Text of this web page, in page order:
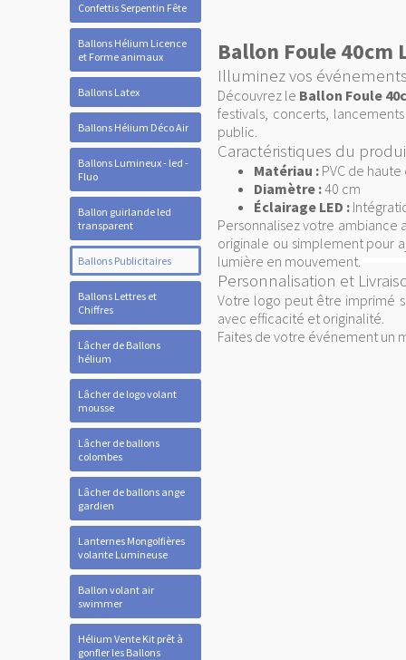
Confettis Serpentin Fête
Ballons Hélium Licence
et Forme animaux
Ballons Latex
Ballons Hélium Déco Air
Ballons Lumineux - led -
Fluo
Ballon guirlande led
transparent
Ballons Publicitaires
Ballons Lettres et
Chiffres
Lâcher de Ballons
hélium
Lâcher de logo volant
mousse
Lâcher de ballons
colombes
Lâcher de ballons ange
gardien
Lanternes Mongolfières
volante Lumineuse
Ballon volant air
swimmer
Hélium Vente Kit prêt à
gonfler les Ballons
Ballon Foule 40cm
Illuminez vos
Découvrez le Ballon Foule
festivals, concerts,
public.
Caractéristiques du
Matériau : PVC de
Diamètre :40 cm
Éclairage LED :
Personnalisez votre ambiance
originale ou simplement pour
lumière en mouvement.
Personnalisation et
Votre logo peut être imprimé
avec efficacité et originalité.
Faites de votre événement un